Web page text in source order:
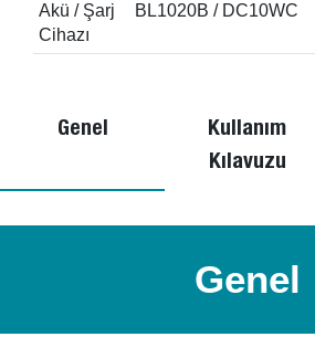
Akü / Şarj
Cihazı
BL1020B / DC10WC
Genel
Kullanım
Kılavuzu
Genel